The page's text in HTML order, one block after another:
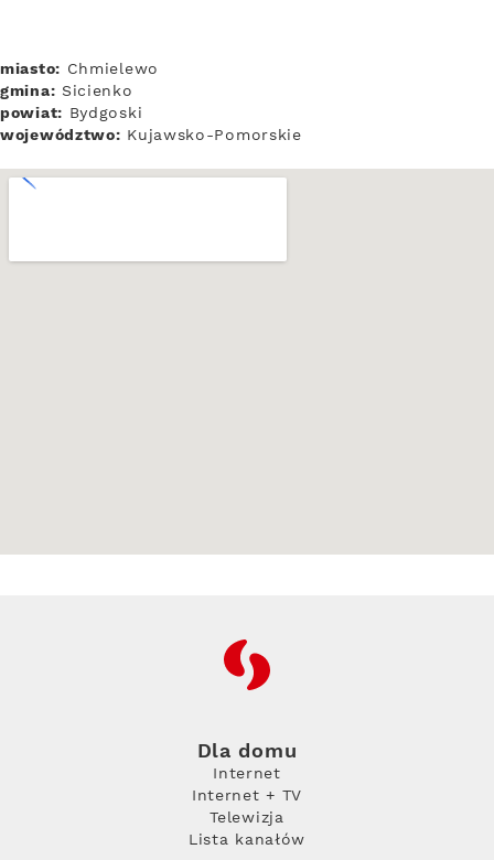
miasto: Chmielewo
gmina: Sicienko
powiat: Bydgoski
województwo: Kujawsko-Pomorskie
RFC
Dla domu
Internet
Internet + TV
Telewizja
Lista kanałów